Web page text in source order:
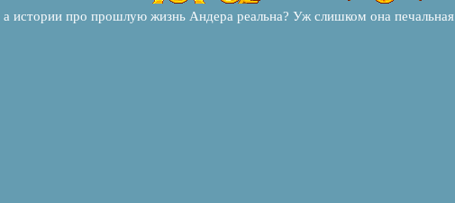
а истории про прошлую жизнь Андера реальна? Уж слишком она печальная